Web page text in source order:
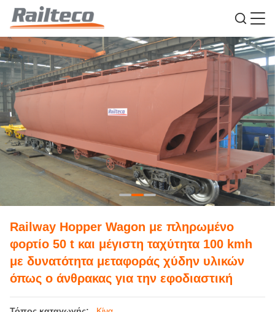
Railway Hopper Wagon με πληρωμένο
φορτίο 50 t και μέγιστη ταχύτητα 100 kmh
με δυνατότητα μεταφοράς χύδην υλικών
όπως ο άνθρακας για την εφοδιαστική